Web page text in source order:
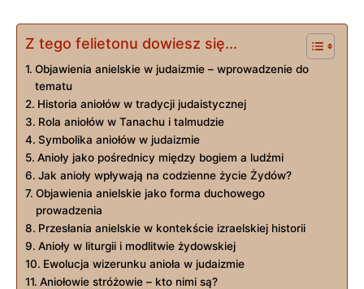
Z tego felietonu dowiesz się...
Objawienia anielskie w judaizmie – wprowadzenie do
tematu
Historia aniołów w tradycji judaistycznej
Rola aniołów w Tanachu i talmudzie
Symbolika aniołów w judaizmie
Anioły jako pośrednicy między bogiem a ludźmi
Jak anioły wpływają na codzienne życie Żydów?
Objawienia anielskie jako forma duchowego
prowadzenia
Przesłania anielskie w kontekście izraelskiej historii
Anioły w liturgii i modlitwie żydowskiej
Ewolucja wizerunku anioła w judaizmie
Aniołowie stróżowie – kto nimi są?